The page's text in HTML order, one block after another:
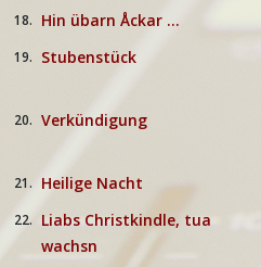
18. Hin übarn Åckar ...
19. Stubenstück
20. Verkündigung
21. Heilige Nacht
22.
Liabs Christkindle, tua
wachsn